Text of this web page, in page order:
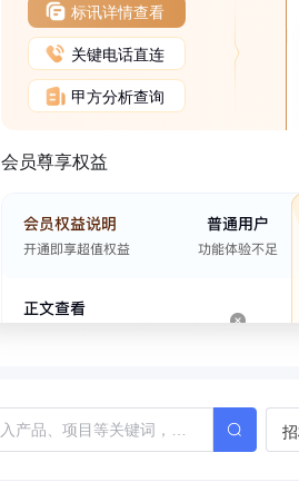
标讯详情查看
关键电话直连
甲方分析查询
会员尊享权益